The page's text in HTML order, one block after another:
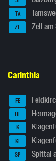
TA
ZE Zell am
Carinthia
FE
HE
K
KL
SP Spittal